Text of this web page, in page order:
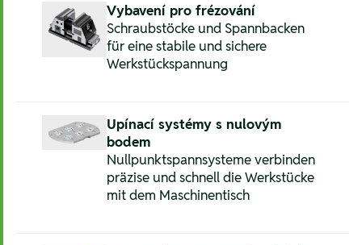
Vybavení pro frézování
Schraubstöcke und Spannbacken
für eine stabile und sichere
Werkstückspannung
Upínací systémy s nulovým
bodem
Nullpunktspannsysteme verbinden
präzise und schnell die Werkstücke
mit dem Maschinentisch